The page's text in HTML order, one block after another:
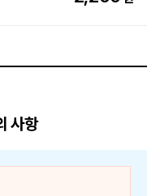
사항